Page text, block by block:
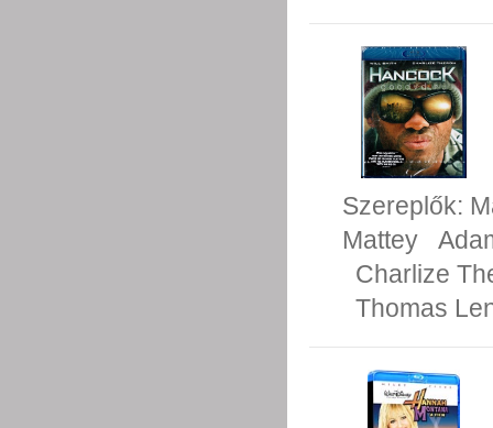
Szereplők:
Mattey
Charlize
Thomas